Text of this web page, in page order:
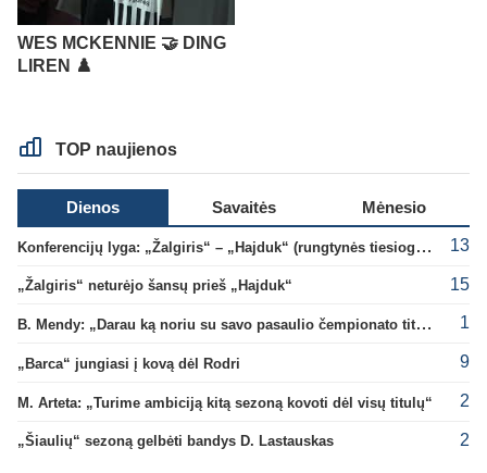
WES MCKENNIE 🤝 DING
LIREN ♟️
TOP naujienos
Dienos Savaitės Mėnesio
Konferencijų lyga: „Žalgiris“ – „Hajduk“ (rungtynės tiesiogiai) 13
„Žalgiris“ neturėjo šansų prieš „Hajduk“ 15
B. Mendy: „Darau ką noriu su savo pasaulio čempionato titulu“ 1
„Barca“ jungiasi į kovą dėl Rodri 9
M. Arteta: „Turime ambiciją kitą sezoną kovoti dėl visų titulų“ 2
„Šiaulių“ sezoną gelbėti bandys D. Lastauskas 2